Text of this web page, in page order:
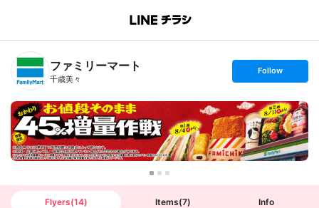
B
n
T
ファミリーマート
千歳美々
s
t
o
l
l
o
w
Follow
Flyers(14) Items(7) Info